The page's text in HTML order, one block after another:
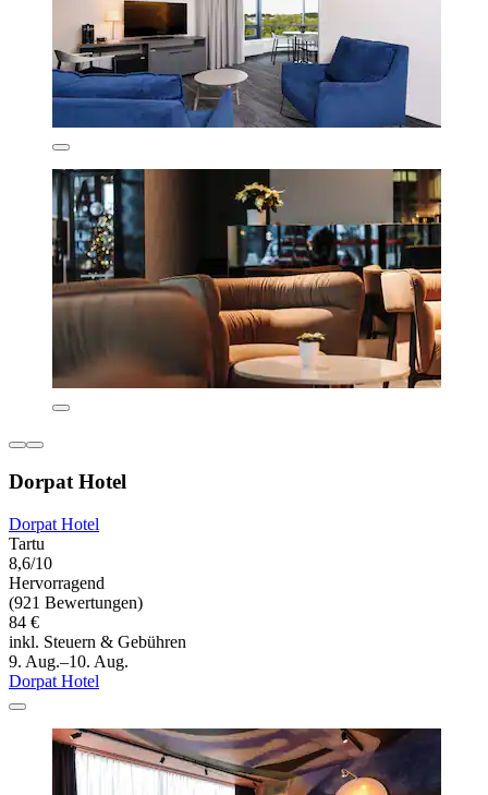
Dorpat Hotel
Dorpat Hotel
Tartu
8,6/10
Hervorragend
(921 Bewertungen)
84 €
inkl. Steuern & Gebühren
9. Aug.–10. Aug.
Dorpat Hotel